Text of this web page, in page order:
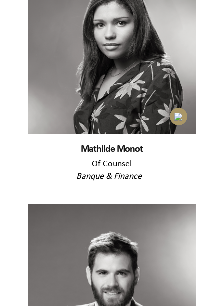
Mathilde Monot
Of Counsel
Banque & Finance